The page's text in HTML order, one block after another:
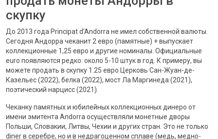
скупку
До 2013 года Principat d’Andorra не имел собственной валюты.
Сегодня Андорра чеканит 2 евро (памятные) + выпускает
коллекционные 1,25 евро и другие номиналы. Официальные
euro появляются редко: около 5-10 штук в год. К примеру, вы
можете продать в скупку 1.25 евро Церковь Сан-Жуан-де-
Казельес (2022), белка (2022), мост Ла Маргинеда (2021),
поэтический нарцисс (2021).
Чеканку памятных и юбилейных коллекционных динеро от
имени эмитента Andorra осуществляли монетные дворы
Польши, Словакии, Литвы, Чехии и других стран. Это не только
diner в серебре, но и в недрагоценном сплаве (медь, медно-